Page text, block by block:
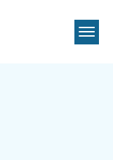
代